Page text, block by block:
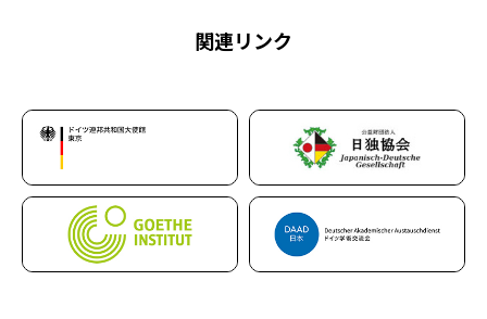
関連リンク